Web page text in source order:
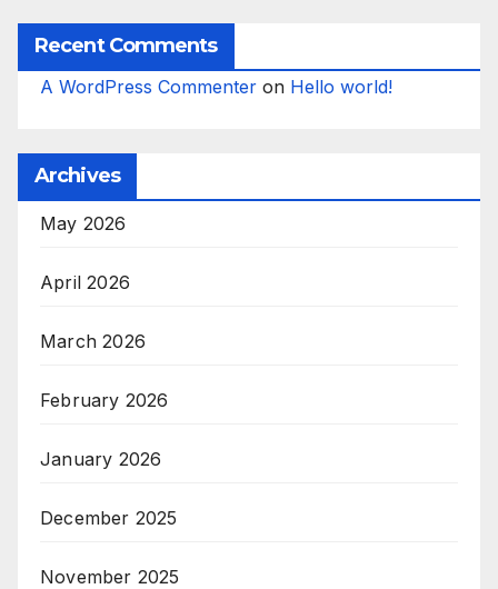
Recent Comments
A WordPress Commenter on Hello world!
Archives
May 2026
April 2026
March 2026
February 2026
January 2026
December 2025
November 2025